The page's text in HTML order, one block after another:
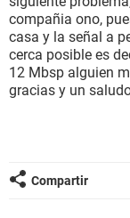
compañia ono,
casa y la señal a
cerca posible es
12 Mbsp alguien
gracias y un
Compartir